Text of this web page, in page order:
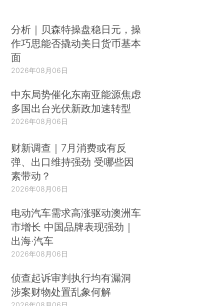
分析｜贝森特操盘稳日元，操
作巧思能否撬动美日货币基本
面
2026年08月06日
中东局势催化东南亚能源焦虑
多国出台光伏新政加速转型
2026年08月06日
财新调查｜7月消费或有反
弹、出口维持强劲 受哪些因
素带动？
2026年08月06日
电动汽车需求高涨驱动澳洲车
市增长 中国品牌表现强劲｜
出海·汽车
2026年08月06日
侦查起诉审判执行均有漏洞
涉案财物处置乱象何解